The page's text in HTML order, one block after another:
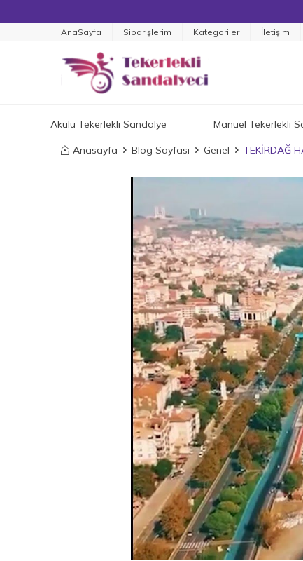
AnaSayfa Siparişlerim Kategoriler İletişim
Akülü Tekerlekli Sandalye Manuel Tekerlekli
Anasayfa Blog Sayfası Genel TEKİRDAĞ